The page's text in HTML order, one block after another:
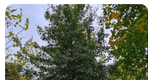
Deze
optie
kan
gekozen
worden
op
de
productpagina